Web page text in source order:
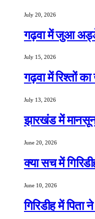
July 20, 2026
गढ़वा में जुआ अड्डे
July 15, 2026
गढ़वा में रिश्तों
July 13, 2026
झारखंड में
June 20, 2026
क्या सच में
June 10, 2026
गिरिडीह में